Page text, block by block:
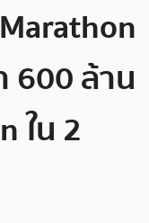
600 ล้าน
ใน 2